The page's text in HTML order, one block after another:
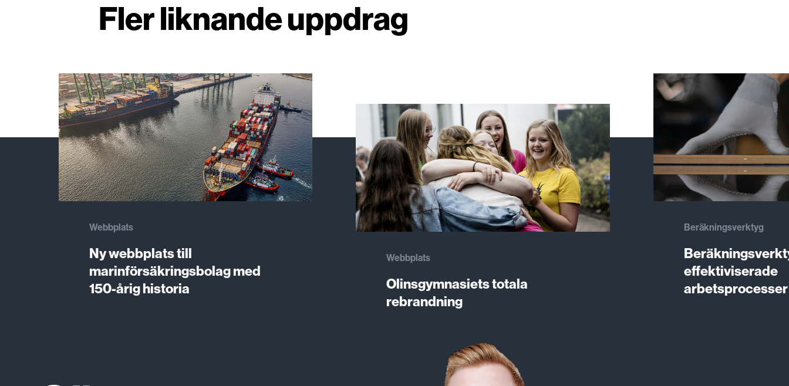
Fler liknande uppdrag
Webbplats
Ny webbplats till
marinförsäkringsbolag med
150-årig historia
Webbplats
Olinsgymnasiets totala
rebrandning
Beräkningsverktyg
effektiviserade
arbetsprocesser